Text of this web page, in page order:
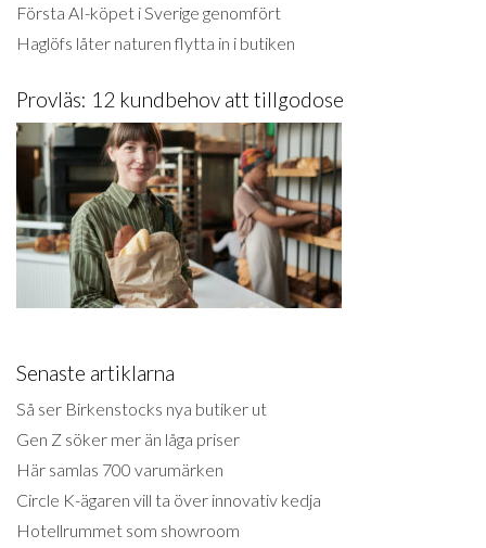
Första AI-köpet i Sverige genomfört
Haglöfs låter naturen flytta in i butiken
Provläs: 12 kundbehov att tillgodose
Senaste artiklarna
Så ser Birkenstocks nya butiker ut
Gen Z söker mer än låga priser
Här samlas 700 varumärken
Circle K-ägaren vill ta över innovativ kedja
Hotellrummet som showroom